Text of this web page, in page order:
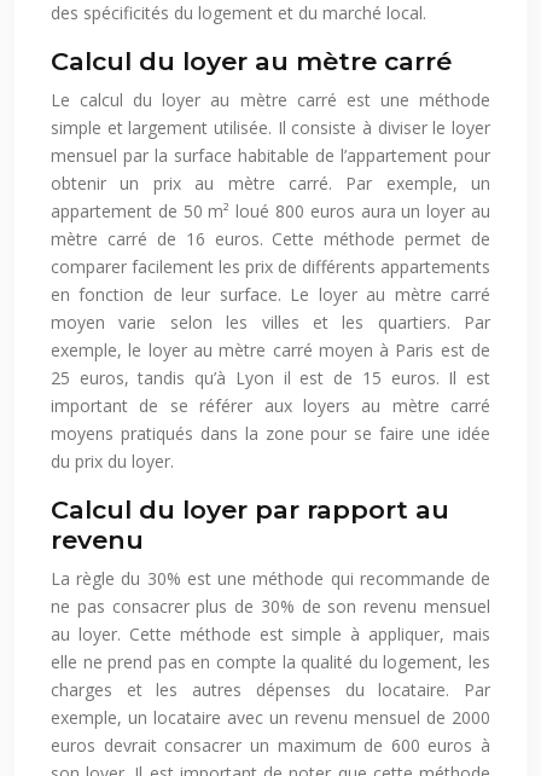
des spécificités du logement et du marché local.
Calcul du loyer au mètre carré
Le calcul du loyer au mètre carré est une méthode
simple et largement utilisée. Il consiste à diviser le loyer
mensuel par la surface habitable de l’appartement pour
obtenir un prix au mètre carré. Par exemple, un
appartement de 50 m² loué 800 euros aura un loyer au
mètre carré de 16 euros. Cette méthode permet de
comparer facilement les prix de différents appartements
en fonction de leur surface. Le loyer au mètre carré
moyen varie selon les villes et les quartiers. Par
exemple, le loyer au mètre carré moyen à Paris est de
25 euros, tandis qu’à Lyon il est de 15 euros. Il est
important de se référer aux loyers au mètre carré
moyens pratiqués dans la zone pour se faire une idée
du prix du loyer.
Calcul du loyer par rapport au
revenu
La règle du 30% est une méthode qui recommande de
ne pas consacrer plus de 30% de son revenu mensuel
au loyer. Cette méthode est simple à appliquer, mais
elle ne prend pas en compte la qualité du logement, les
charges et les autres dépenses du locataire. Par
exemple, un locataire avec un revenu mensuel de 2000
euros devrait consacrer un maximum de 600 euros à